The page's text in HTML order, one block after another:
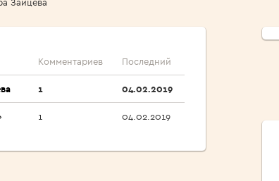
Комментариев Последний
1 04.02.2019
1 04.02.2019